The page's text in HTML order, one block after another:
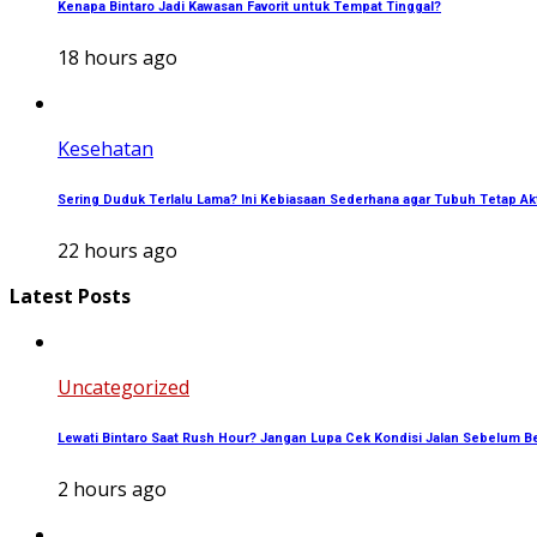
Kenapa Bintaro Jadi Kawasan Favorit untuk Tempat Tinggal?
18 hours ago
Kesehatan
Sering Duduk Terlalu Lama? Ini Kebiasaan Sederhana agar Tubuh Tetap
22 hours ago
Latest Posts
Uncategorized
Lewati Bintaro Saat Rush Hour? Jangan Lupa Cek Kondisi Jalan Sebelum
2 hours ago